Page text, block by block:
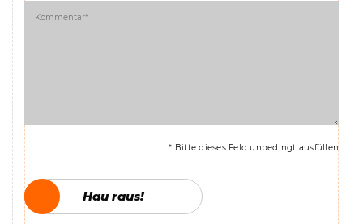
* Bitte dieses Feld unbedingt ausfüllen
Hau raus!
Hau raus!